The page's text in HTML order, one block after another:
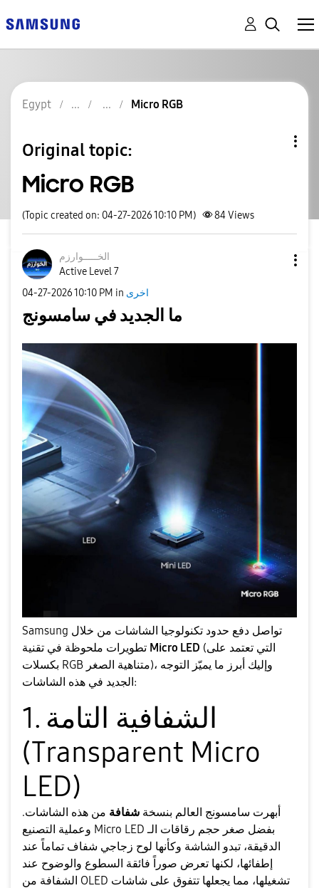
Egypt Micro RGB
Original topic:
Micro RGB
(Topic created on: 04-27-2026 10:10 PM) 84Views
الخـــــوارزم
Active Level 7
‎04-27-202610:10 PM in اخرى
ما الجديد في سامسونج
Samsung تواصل دفع حدود تكنولوجيا الشاشات من خلال
Micro LED (التي تعتمد على
بكسلات RGB متناهية الصغر)، وإليك أبرز ما يميّز التوجه
الجديد في هذه الشاشات:
​1. الشفافية التامة
(Transparent Micro
LED)
​أبهرت سامسونج العالم بنسخة شفافة من هذه الشاشات.
بفضل صغر حجم رقاقات الـ Micro LED وعملية التصنيع
الدقيقة، تبدو الشاشة وكأنها لوح زجاجي شفاف تماماً عند
إطفائها، لكنها تعرض صوراً فائقة السطوع والوضوح عند
تشغيلها، مما يجعلها تتفوق على شاشات OLED الشفافة من